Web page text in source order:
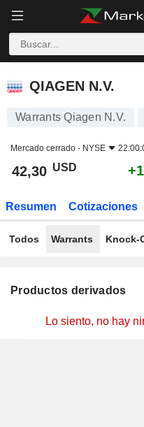
QIAGEN N.V.
QIAGEN N.V.
Warrants Qiagen N.V.
Mercado cerrado - NYSE
42,30 USD
Resumen Cotizaciones
Todos Warrants Knock-
Productos derivados
Lo siento, no hay